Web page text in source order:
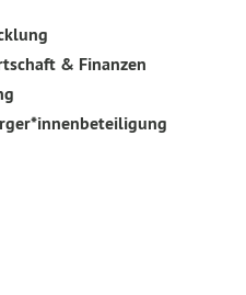
& Finanzen